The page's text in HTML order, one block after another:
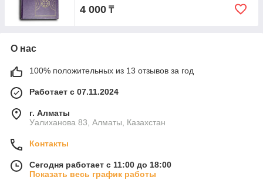
4 000 ₸
О нас
100% положительных из 13 отзывов за год
Работает с 07.11.2024
г. Алматы
Уалиханова 83, Алматы, Казахстан
Контакты
Сегодня работает с 11:00 до 18:00
Показать весь график работы